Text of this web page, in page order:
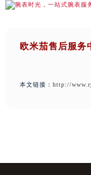
欧米茄售后服务
本文链接： http://